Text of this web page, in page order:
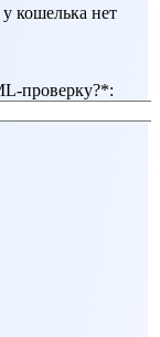
кошелька нет
проверку?*: